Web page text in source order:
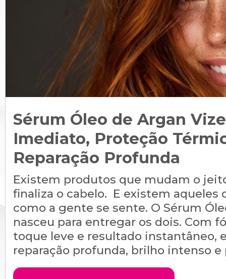
Sérum Óleo de Argan
Imediato, Proteção
Reparação Profunda
Existem produtos que mudam o
finaliza o cabelo. E existem aqueles
como a gente se sente. O Sérum
nasceu para entregar os dois. Com
toque leve e resultado instantâneo,
reparação profunda, brilho intenso e